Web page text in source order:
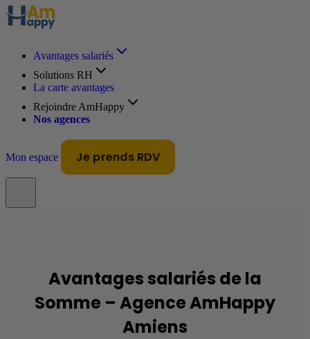
Avantages salariés
Solutions RH
La carte avantages
Rejoindre AmHappy
Nos agences
Mon espace Je prends RDV
Avantages salariés de la
Somme – Agence AmHappy
Amiens